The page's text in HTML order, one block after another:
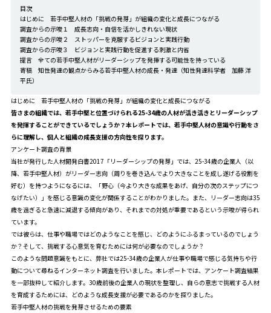
目次
はじめに 若手中堅人材の「挑戦の発芽」が組織の変化と成長につながる
調査からの示唆１ 成長志向・自信を活かしきれない現状
調査からの示唆２ ストッパーを克服するビジョンと実践行動
調査からの示唆３ ビジョンと実践行動を促進する刺激と内省
提言 全ての若手中堅人材がリーダーシップを発揮する可能性を持っている
寄稿 知性発達の観点からみる若手中堅人材の成長・発達（知性発達科学者 加藤 洋
平氏）
はじめに 若手中堅人材の「挑戦の発芽」が組織の変化と成長につながる
皆さまの組織では、若手中堅と位置づけられる25-34歳の人材が活き活きとリーダーシップ
を発揮することができているでしょうか？本レポートでは、若手中堅人材の意識や行動をさ
らに理解し、個人と組織の成長支援の方向性を探ります。
アンケート調査の背景
当社が発行した人材開発白書2017「リーダーシップの発芽」では、25-34歳の企業人（以
降、若手中堅人材）がリーダー志向（周りを巻き込んでより大きなことを成し遂げる役割を
好む）を持つようになるには、「野心（今より大きな成果をあげ、自分の次のステップにつ
なげたい）」を感じる意識の変化が関係することがわかりました。また、リーダー志向は35
歳を過ぎると急速に減退する傾向があり、それまでの対処が重要であるという示唆が得られ
ています。
では彼らは、仕事や職場ではどのようなことを感じ、どのようにふるまっているのでしょう
か？そして、挑戦する心意気を育むためには何が必要なのでしょうか？
このような問題意識をもとに、弊社では25-34歳の企業人が仕事や職場で感じる気持ちや行
動について尋ねるインターネット調査を行いました。本レポートでは、アンケート調査結果
を一部抜粋して紹介します。30歳前後の企業人の現状を整理し、自らの意志で挑戦する人材
を育成するためには、どのような成長支援が必要であるのかを探りました。
若手中堅人材の挑戦を発芽させるための要素